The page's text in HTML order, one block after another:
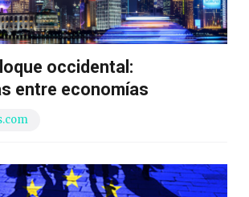
occidental:
entre economías